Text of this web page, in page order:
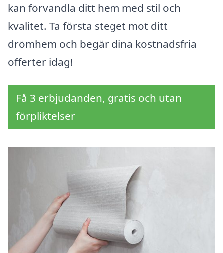
kan förvandla ditt hem med stil och
kvalitet. Ta första steget mot ditt
drömhem och begär dina kostnadsfria
offerter idag!
Få 3 erbjudanden, gratis och utan
förpliktelser